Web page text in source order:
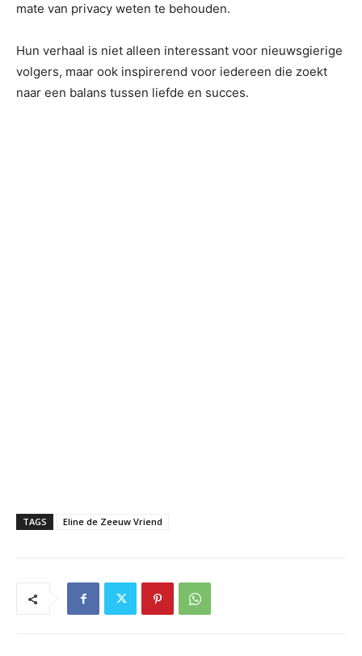
mate van privacy weten te behouden.
Hun verhaal is niet alleen interessant voor nieuwsgierige
volgers, maar ook inspirerend voor iedereen die zoekt
naar een balans tussen liefde en succes.
TAGS Eline de Zeeuw Vriend